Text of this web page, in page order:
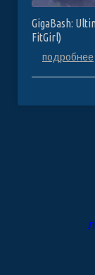
GigaBash:
FitGirl)
подробнее